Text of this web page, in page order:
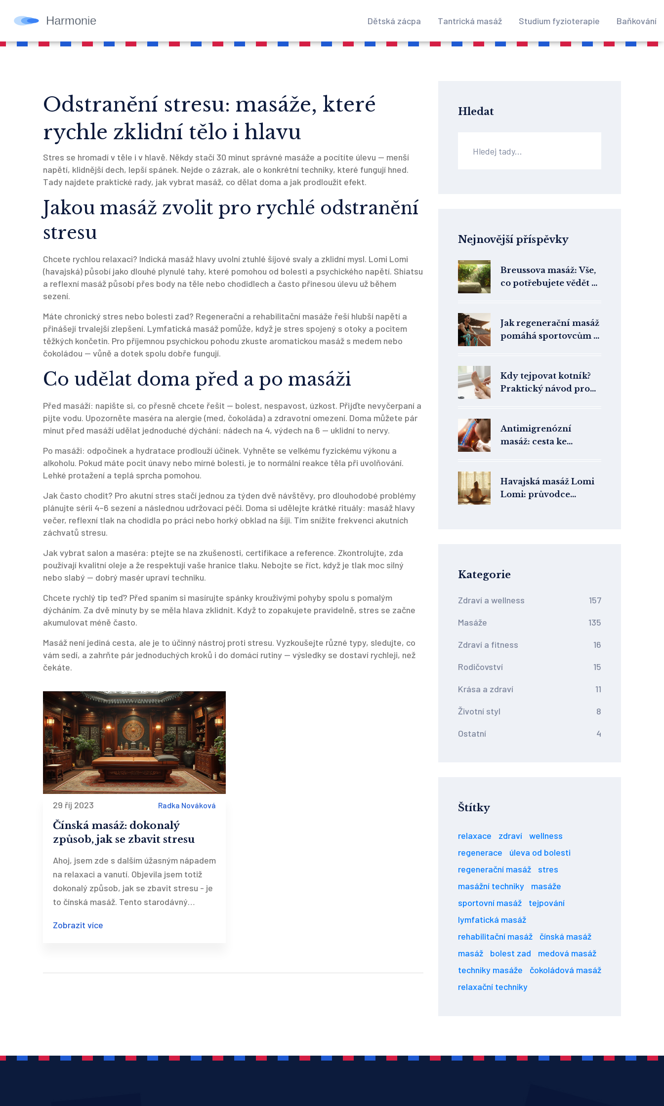
Dětská zácpa Tantrická masáž Studium fyzioterapie Baňkování
Odstranění stresu: masáže, které
rychle zklidní tělo i hlavu
Stres se hromadí v těle i v hlavě. Někdy stačí 30 minut správné masáže a pocítíte úlevu — menší
napětí, klidnější dech, lepší spánek. Nejde o zázrak, ale o konkrétní techniky, které fungují hned.
Tady najdete praktické rady, jak vybrat masáž, co dělat doma a jak prodloužit efekt.
Jakou masáž zvolit pro rychlé odstranění
stresu
Chcete rychlou relaxaci? Indická masáž hlavy uvolní ztuhlé šíjové svaly a zklidní mysl. Lomi Lomi
(havajská) působí jako dlouhé plynulé tahy, které pomohou od bolesti a psychického napětí. Shiatsu
a reflexní masáž působí přes body na těle nebo chodidlech a často přinesou úlevu už během
sezení.
Máte chronický stres nebo bolesti zad? Regenerační a rehabilitační masáže řeší hlubší napětí a
přinášejí trvalejší zlepšení. Lymfatická masáž pomůže, když je stres spojený s otoky a pocitem
těžkých končetin. Pro příjemnou psychickou pohodu zkuste aromatickou masáž s medem nebo
čokoládou — vůně a dotek spolu dobře fungují.
Co udělat doma před a po masáži
Před masáží: napište si, co přesně chcete řešit — bolest, nespavost, úzkost. Přijďte nevyčerpaní a
pijte vodu. Upozorněte maséra na alergie (med, čokoláda) a zdravotní omezení. Doma můžete pár
minut před masáží udělat jednoduché dýchání: nádech na 4, výdech na 6 — uklidní to nervy.
Po masáži: odpočinek a hydratace prodlouží účinek. Vyhněte se velkému fyzickému výkonu a
alkoholu. Pokud máte pocit únavy nebo mírné bolesti, je to normální reakce těla při uvolňování.
Lehké protažení a teplá sprcha pomohou.
Jak často chodit? Pro akutní stres stačí jednou za týden dvě návštěvy, pro dlouhodobé problémy
plánujte sérii 4–6 sezení a následnou udržovací péči. Doma si udělejte krátké rituály: masáž hlavy
večer, reflexní tlak na chodidla po práci nebo horký obklad na šíji. Tím snížíte frekvenci akutních
záchvatů stresu.
Jak vybrat salon a maséra: ptejte se na zkušenosti, certifikace a reference. Zkontrolujte, zda
používají kvalitní oleje a že respektují vaše hranice tlaku. Nebojte se říct, když je tlak moc silný
nebo slabý — dobrý masér upraví techniku.
Chcete rychlý tip teď? Před spaním si masírujte spánky krouživými pohyby spolu s pomalým
dýcháním. Za dvě minuty by se měla hlava zklidnit. Když to zopakujete pravidelně, stres se začne
akumulovat méně často.
Masáž není jediná cesta, ale je to účinný nástroj proti stresu. Vyzkoušejte různé typy, sledujte, co
vám sedí, a zahrňte pár jednoduchých kroků i do domácí rutiny — výsledky se dostaví rychleji, než
čekáte.
29 říj 2023 Radka Nováková
Čínská masáž: dokonalý
způsob, jak se zbavit stresu
Ahoj, jsem zde s dalším úžasným nápadem
na relaxaci a vanutí. Objevila jsem totiž
dokonalý způsob, jak se zbavit stresu - je
to čínská masáž. Tento starodávný
tlačících a protahovacích technik, které
vám ztracenou rovnováhu v těle.
Zobrazit více
Hledat
Nejnovější příspěvky
Breussova masáž: Vše,
co potřebujete vědět o
Jak regenerační masáž
pomáhá sportovcům -
Kdy tejpovat kotník?
Praktický návod pro
Antimigrenózní
masáž: cesta ke
Havajská masáž Lomi
Lomi: průvodce
Kategorie
Zdraví a wellness 157
Masáže 135
Zdraví a fitness 16
Rodičovství 15
Krása a zdraví 11
Životní styl 8
Ostatní 4
Štítky
relaxace zdraví
wellness
regenerace
úleva od bolesti
regenerační masáž
stres
masážní techniky
masáže
sportovní masáž
tejpování
lymfatická masáž
rehabilitační masáž
čínská masáž
masáž
bolest zad
medová masáž
techniky masáže
čokoládová masáž
relaxační techniky